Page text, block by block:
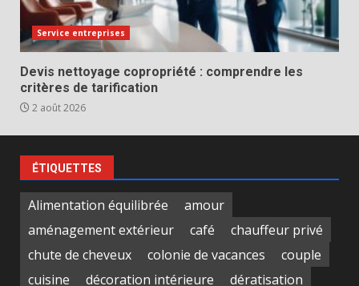
Service entreprises
Devis nettoyage copropriété : comprendre les
critères de tarification
2 août 2026
ÉTIQUETTES
Alimentation équilibrée
amour
aménagement extérieur
café
chauffeur privé
chute de cheveux
colonie de vacances
couple
cuisine
décoration intérieure
dératisation